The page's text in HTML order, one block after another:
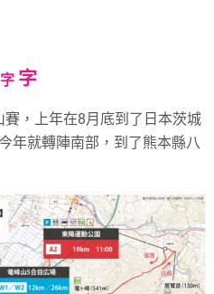
字Reset
size.
字Increase
size.
， 上年在8月底到了日本茨城
年就轉陣南部，到了熊本縣八